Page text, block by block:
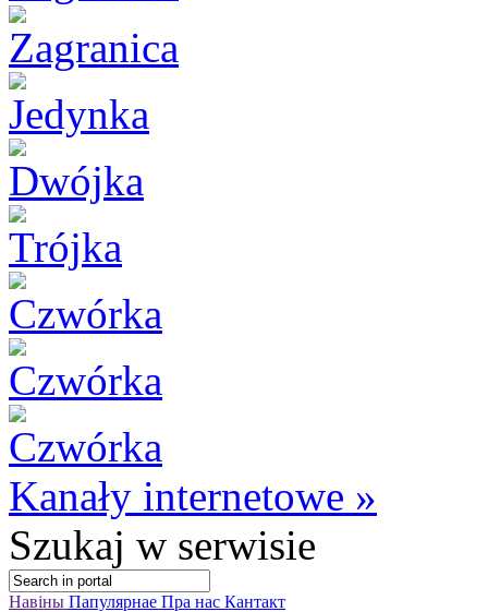
Kanały internetowe »
Szukaj w serwisie
Навіны Папулярнае Пра нас Кантакт